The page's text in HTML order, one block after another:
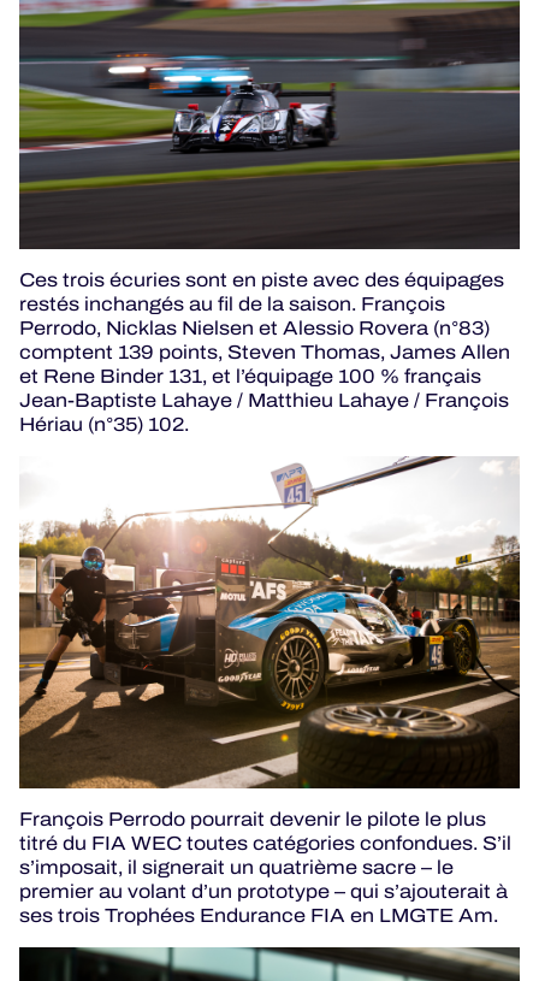
Ces trois écuries sont en piste avec des équipages
restés inchangés au fil de la saison. François
Perrodo, Nicklas Nielsen et Alessio Rovera (n°83)
comptent 139 points, Steven Thomas, James Allen
et Rene Binder 131, et l’équipage 100 % français
Jean-Baptiste Lahaye / Matthieu Lahaye / François
Hériau (n°35) 102.
François Perrodo pourrait devenir le pilote le plus
titré du FIA WEC toutes catégories confondues. S’il
s’imposait, il signerait un quatrième sacre – le
premier au volant d’un prototype – qui s’ajouterait à
ses trois Trophées Endurance FIA en LMGTE Am.